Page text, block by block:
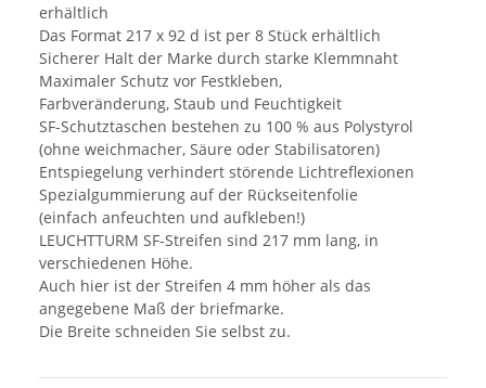
erhältlich
Das Format 217 x 92 d ist per 8 Stück erhältlich
Sicherer Halt der Marke durch starke Klemmnaht
Maximaler Schutz vor Festkleben,
Farbveränderung, Staub und Feuchtigkeit
SF-Schutztaschen bestehen zu 100 % aus Polystyrol
(ohne weichmacher, Säure oder Stabilisatoren)
Entspiegelung verhindert störende Lichtreflexionen
Spezialgummierung auf der Rückseitenfolie
(einfach anfeuchten und aufkleben!)
LEUCHTTURM SF-Streifen sind 217 mm lang, in
verschiedenen Höhe.
Auch hier ist der Streifen 4 mm höher als das
angegebene Maß der briefmarke.
Die Breite schneiden Sie selbst zu.